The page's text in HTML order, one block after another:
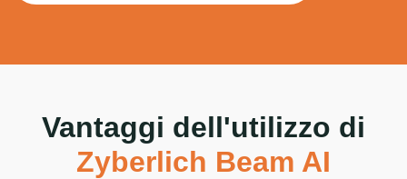
Vantaggi dell'utilizzo di
Zyberlich Beam AI